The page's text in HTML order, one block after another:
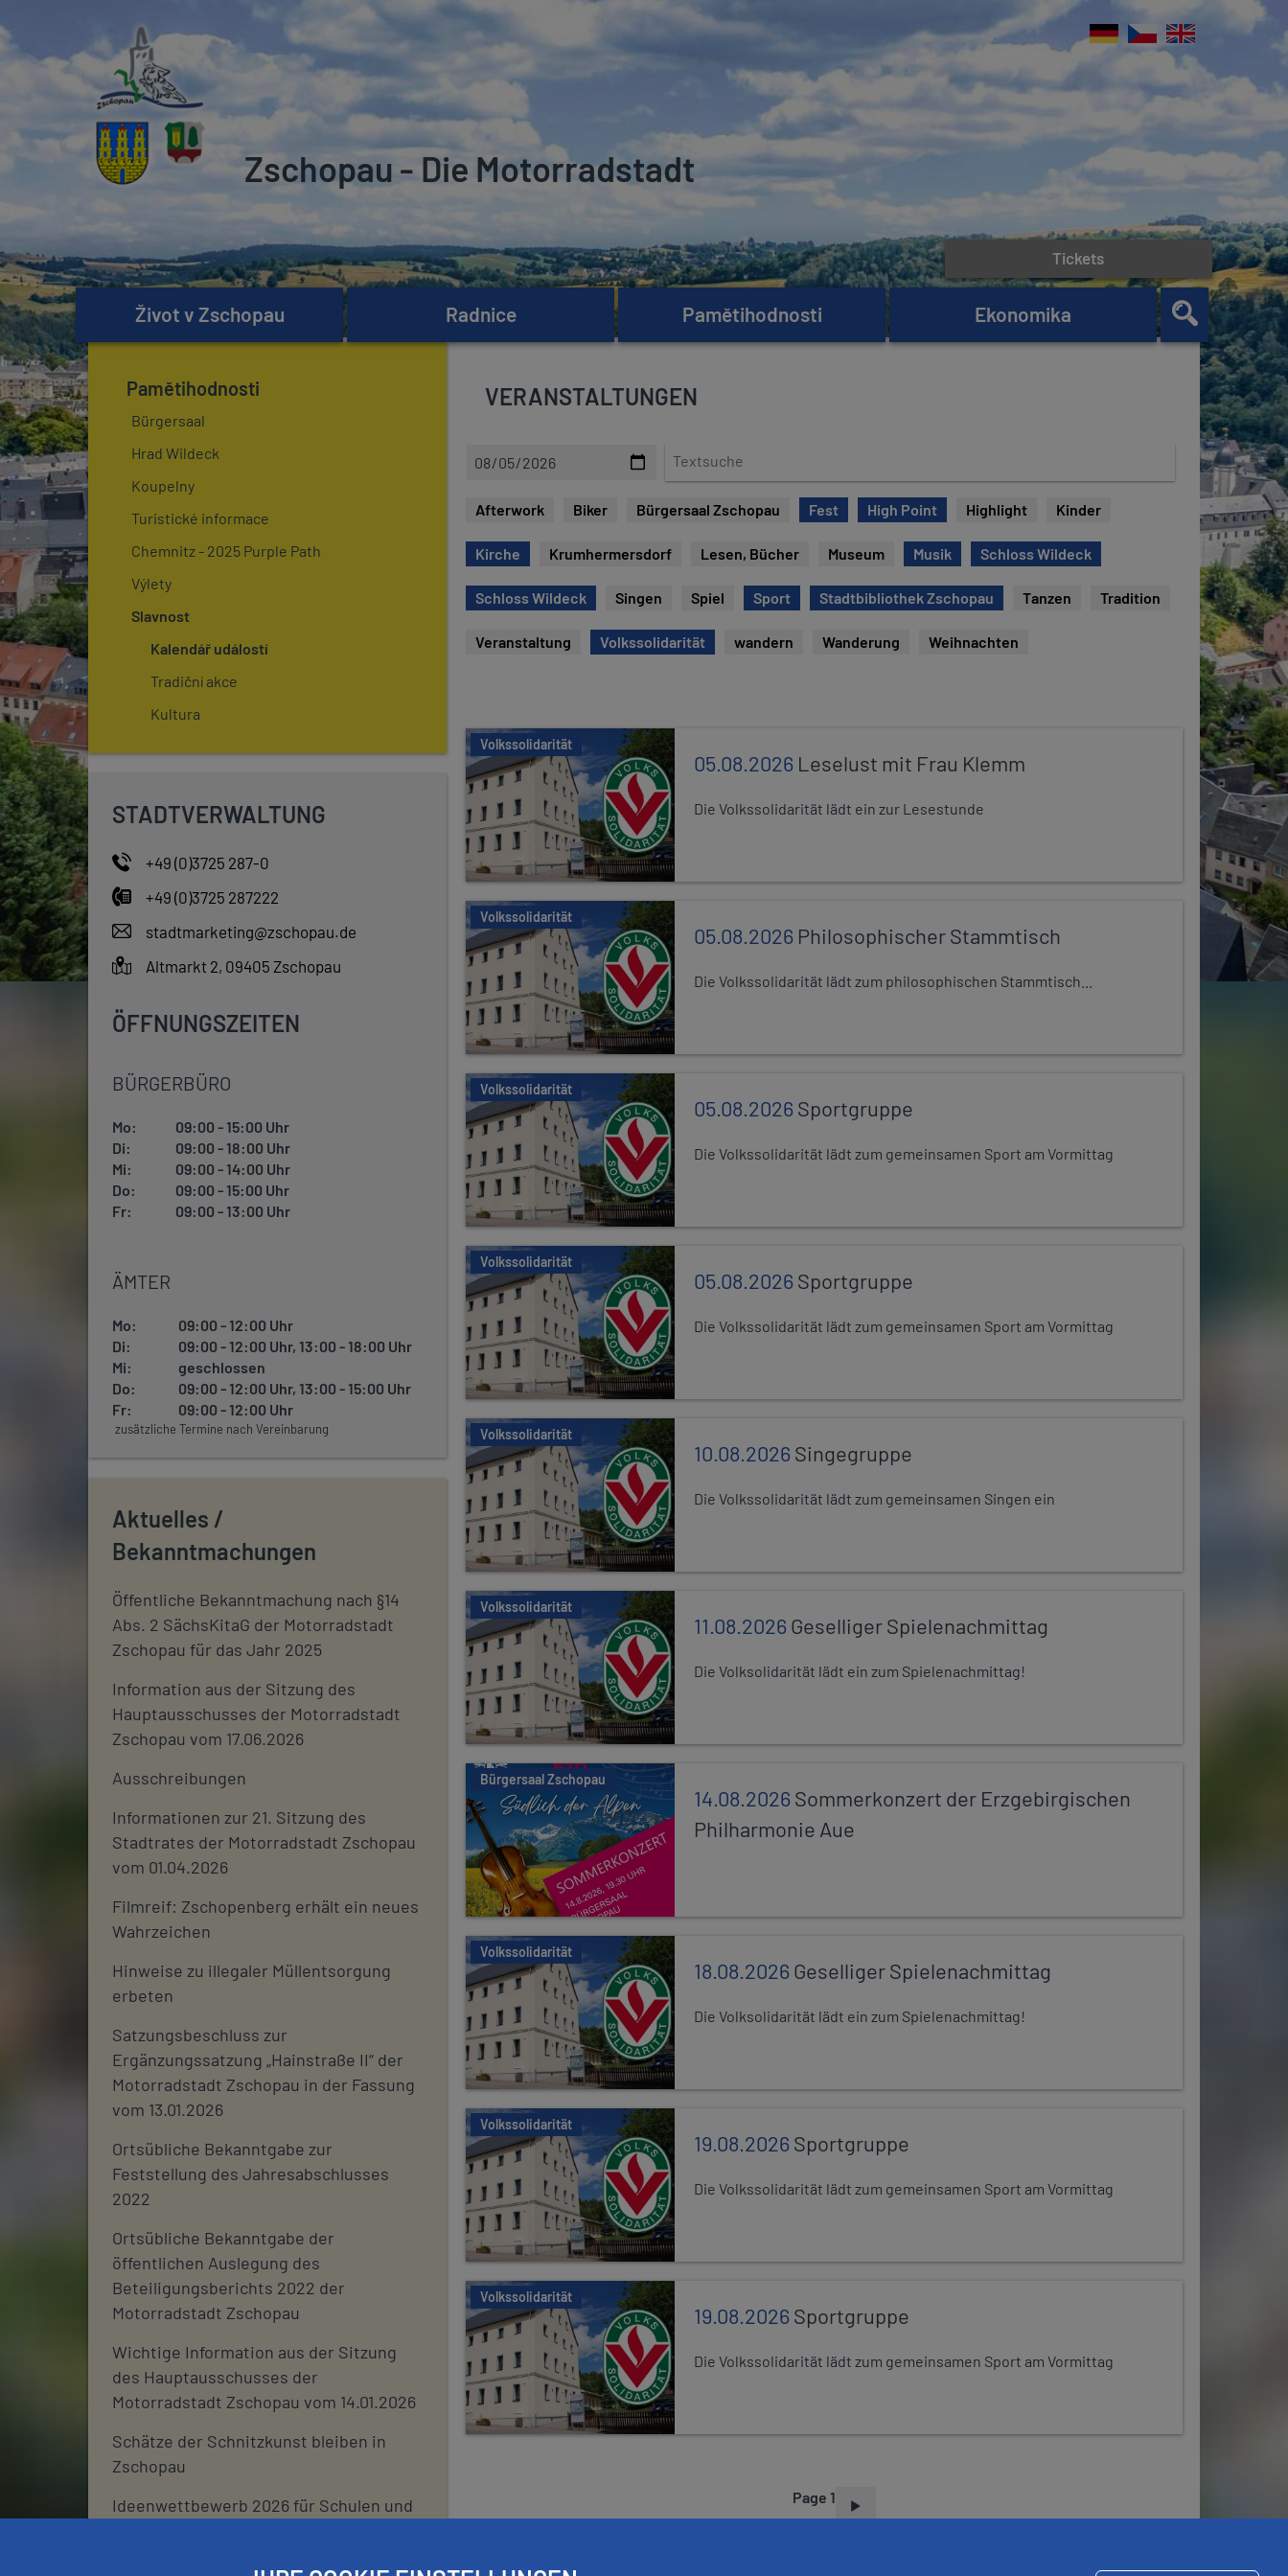
Zschopau - Die Motorradstadt
Život v Zschopau Radnice Pamětihodnosti Ekonomika
Tickets
Pamětihodnosti
Bürgersaal
Hrad Wildeck
Koupelny
Turistické informace
Chemnitz - 2025 Purple Path
Výlety
Slavnost
Kalendář událostí
Tradiční akce
Kultura
STADTVERWALTUNG
+49 (0)3725 287-0
+49 (0)3725 287222
stadtmarketing@zschopau.de
Altmarkt 2, 09405 Zschopau
ÖFFNUNGSZEITEN
BÜRGERBÜRO
Mo:
09:00 - 15:00 Uhr
Di:
09:00 - 18:00 Uhr
Mi:
09:00 - 14:00 Uhr
Do:
09:00 - 15:00 Uhr
Fr:
09:00 - 13:00 Uhr
ÄMTER
Mo:
09:00 - 12:00 Uhr
Di:
09:00 - 12:00 Uhr, 13:00 - 18:00 Uhr
Mi:
geschlossen
Do:
09:00 - 12:00 Uhr, 13:00 - 15:00 Uhr
Fr:
09:00 - 12:00 Uhr
zusätzliche Termine nach Vereinbarung
Aktuelles /
Bekanntmachungen
Öffentliche Bekanntmachung nach §14
Abs. 2 SächsKitaG der Motorradstadt
Zschopau für das Jahr 2025
Information aus der Sitzung des
Hauptausschusses der Motorradstadt
Zschopau vom 17.06.2026
Ausschreibungen
Informationen zur 21. Sitzung des
Stadtrates der Motorradstadt Zschopau
vom 01.04.2026
Filmreif: Zschopenberg erhält ein neues
Wahrzeichen
Hinweise zu illegaler Müllentsorgung
erbeten
Satzungsbeschluss zur
Ergänzungssatzung „Hainstraße II“ der
Motorradstadt Zschopau in der Fassung
vom 13.01.2026
Ortsübliche Bekanntgabe zur
Feststellung des Jahresabschlusses
2022
Ortsübliche Bekanntgabe der
öffentlichen Auslegung des
Beteiligungsberichts 2022 der
Motorradstadt Zschopau
Wichtige Information aus der Sitzung
des Hauptausschusses der
Motorradstadt Zschopau vom 14.01.2026
Schätze der Schnitzkunst bleiben in
Zschopau
Ideenwettbewerb 2026 für Schulen und
Stadtjournal 2026: Wir suchen euch
VERANSTALTUNGEN
m
t
u
Afterwork Biker Bürgersaal Zschopau Fest High Point Highlight Kinder
Kirche Krumhermersdorf Lesen, Bücher Museum Musik Schloss Wildeck
Schloss Wildeck Singen Spiel Sport Stadtbibliothek Zschopau Tanzen Tradition
Veranstaltung Volkssolidarität wandern Wanderung Weihnachten
Volkssolidarität
05.08.2026 Leselust mit Frau Klemm
Die Volkssolidarität lädt ein zur Lesestunde
Volkssolidarität
05.08.2026 Philosophischer Stammtisch
Die Volkssolidarität lädt zum philosophischen Stammtisch...
Volkssolidarität
05.08.2026Sportgruppe
Die Volkssolidarität lädt zum gemeinsamen Sport am Vormittag
Volkssolidarität
05.08.2026Sportgruppe
Die Volkssolidarität lädt zum gemeinsamen Sport am Vormittag
Volkssolidarität
10.08.2026Singegruppe
Die Volkssolidarität lädt zum gemeinsamen Singen ein
Volkssolidarität
11.08.2026Geselliger Spielenachmittag
Die Volksolidarität lädt ein zum Spielenachmittag!
Bürgersaal Zschopau
14.08.2026Sommerkonzert der Erzgebirgischen
Philharmonie Aue
Volkssolidarität
18.08.2026Geselliger Spielenachmittag
Die Volksolidarität lädt ein zum Spielenachmittag!
Volkssolidarität
19.08.2026Sportgruppe
Die Volkssolidarität lädt zum gemeinsamen Sport am Vormittag
Volkssolidarität
19.08.2026Sportgruppe
Die Volkssolidarität lädt zum gemeinsamen Sport am Vormittag
P
G
Page 1